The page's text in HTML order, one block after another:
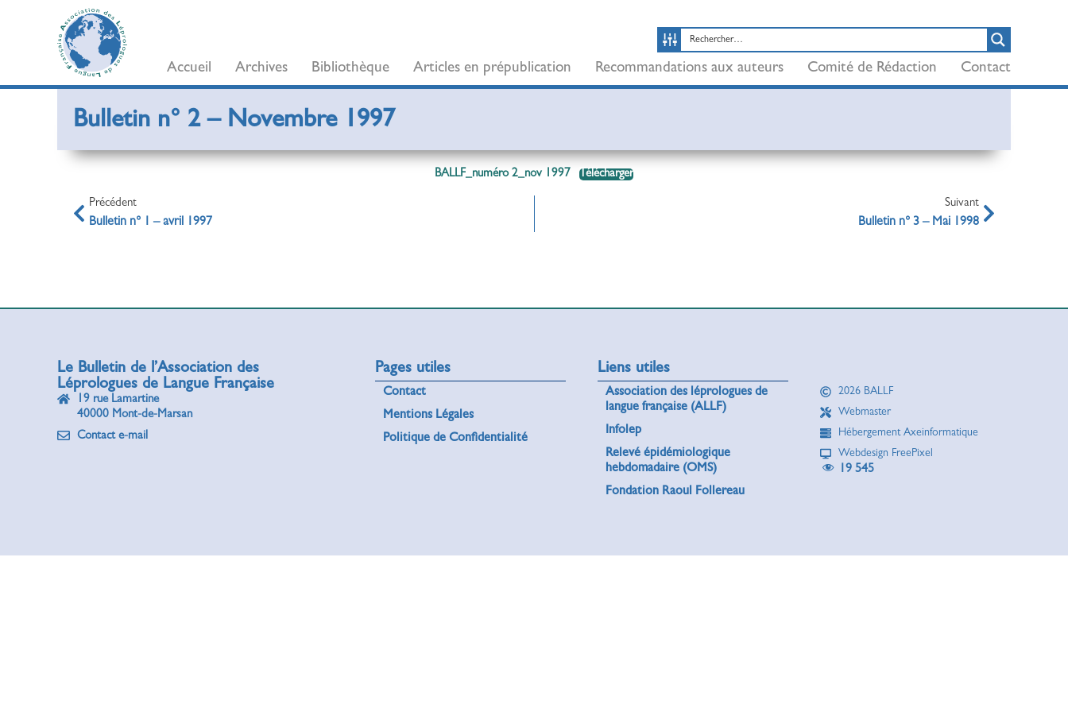
Accueil Archives Bibliothèque Articles en prépublication Recommandations aux auteurs Comité de Rédaction Contact
Bulletin n° 2 – Novembre 1997
BALLF_numéro 2_nov 1997 Télécharger
Précédent
Bulletin n° 1 – avril 1997
Suivant
Bulletin n° 3 – Mai 1998
Le Bulletin de l’Association des
Léprologues de Langue Française
19 rue Lamartine
40000 Mont-de-Marsan
Contact e-mail
Pages utiles
Contact
Mentions Légales
Politique de Confidentialité
Liens utiles
Association des léprologues de
langue française (ALLF)
Infolep
Relevé épidémiologique
hebdomadaire (OMS)
Fondation Raoul Follereau
2026 BALLF
Webmaster
Hébergement Axeinformatique
Webdesign FreePixel
19 545